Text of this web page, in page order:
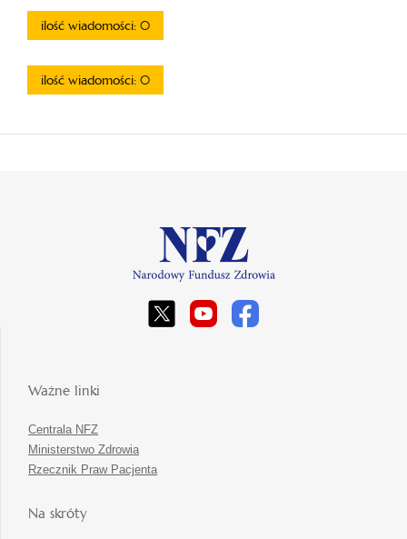
ilość wiadomości: 0
ilość wiadomości: 0
Ważne linki
Centrala NFZ
Ministerstwo Zdrowia
Rzecznik Praw Pacjenta
Na skróty